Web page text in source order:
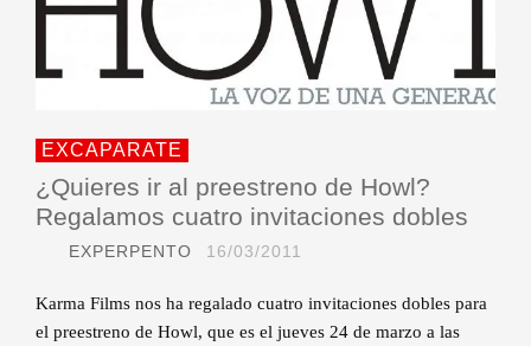
EXCAPARATE
¿Quieres ir al preestreno de Howl?
Regalamos cuatro invitaciones dobles
EXPERPENTO 16/03/2011
Karma Films nos ha regalado cuatro invitaciones dobles para
el preestreno de Howl, que es el jueves 24 de marzo a las